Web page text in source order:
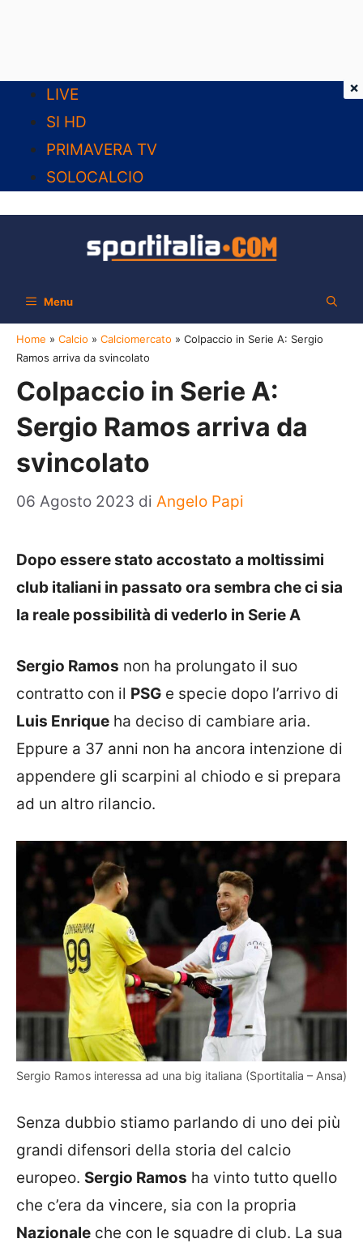
contenuto
LIVE
SI HD
PRIMAVERA TV
SOLOCALCIO
Menu
Home » Calcio » Calciomercato » Colpaccio in Serie A: Sergio
Ramos arriva da svincolato
Colpaccio in Serie A:
Sergio Ramos arriva da
svincolato
06 Agosto 2023 di Angelo Papi
Dopo essere stato accostato a moltissimi
club italiani in passato ora sembra che ci sia
la reale possibilità di vederlo in Serie A
Sergio Ramos non ha prolungato il suo
contratto con il PSG e specie dopo l’arrivo di
Luis Enrique ha deciso di cambiare aria.
Eppure a 37 anni non ha ancora intenzione di
appendere gli scarpini al chiodo e si prepara
ad un altro rilancio.
Sergio Ramos interessa ad una big italiana (Sportitalia – Ansa)
Senza dubbio stiamo parlando di uno dei più
grandi difensori della storia del calcio
europeo. Sergio Ramos ha vinto tutto quello
che c’era da vincere, sia con la propria
Nazionale che con le squadre di club. La sua
×